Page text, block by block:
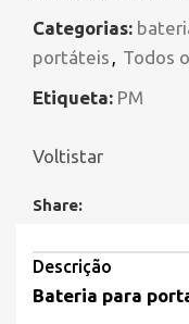
Categorias:
portáteis , Todos
Etiqueta: PM
Voltistar
Share:
Descrição
Bateria para